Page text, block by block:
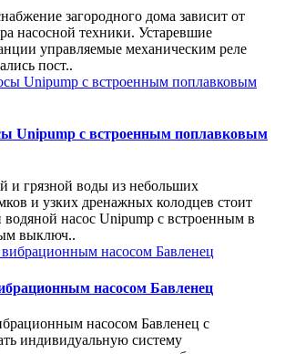
загородного дома зависит от
насосной техники. Устаревшие
управляемые механическим реле
пост..
Unipump с встроенным поплавковым
и грязной воды из небольших
и узких дренажных колодцев стоит
насос Unipump с встроенным в
выключ..
насосом Бавленец
насосом Бавленец с
индивидуальную систему